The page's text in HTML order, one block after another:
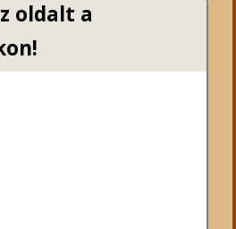
oldalt a